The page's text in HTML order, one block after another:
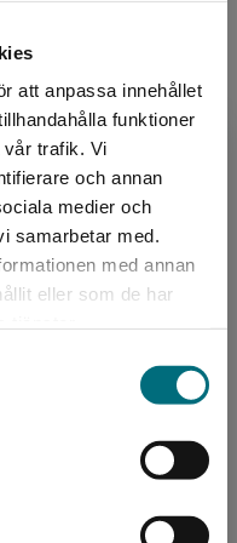
att anpassa innehållet
funktioner
trafik. Vi
och annan
medier och
samarbetar med.
med annan
eller som de har
enhet utanför
ett köp måste
lärare i
sedan slutet av